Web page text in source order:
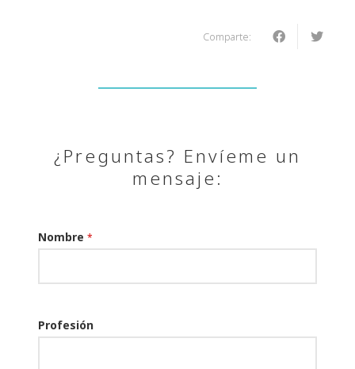
Comparte:
¿Preguntas? Envíeme un
mensaje:
Nombre *
Profesión